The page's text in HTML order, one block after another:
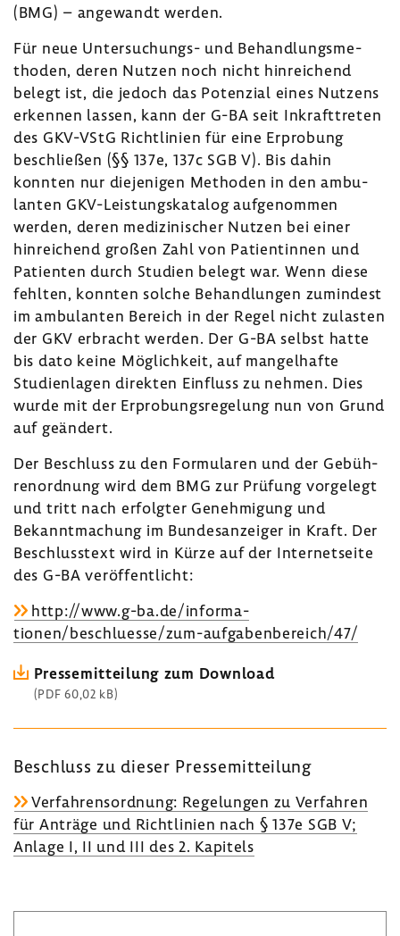
(BMG) – ange­wandt werden.
Für neue Untersuchungs-​ und Behand­lungs­me­
thoden, deren Nutzen noch nicht hinrei­chend
belegt ist, die jedoch das Poten­zial eines Nutzens
erkennen lassen, kann der G-BA seit Inkraft­treten
des GKV-​VStG Richt­li­nien für eine Erpro­bung
beschließen (§§ 137e, 137c SGB V). Bis dahin
konnten nur dieje­nigen Methoden in den ambu­
lanten GKV-​Leistungskatalog aufge­nommen
werden, deren medi­zi­ni­scher Nutzen bei einer
hinrei­chend großen Zahl von Pati­en­tinnen und
Pati­enten durch Studien belegt war. Wenn diese
fehlten, konnten solche Behand­lungen zumin­dest
im ambu­lanten Bereich in der Regel nicht zulasten
der GKV erbracht werden. Der G-BA selbst hatte
bis dato keine Möglich­keit, auf mangel­hafte
Studi­en­lagen direkten Einfluss zu nehmen. Dies
wurde mit der Erpro­bungs­re­ge­lung nun von Grund
auf geän­dert.
Der Beschluss zu den Formu­laren und der Gebüh­
ren­ord­nung wird dem BMG zur Prüfung vorge­legt
und tritt nach erfolgter Geneh­mi­gung und
Bekannt­ma­chung im Bundes­an­zeiger in Kraft. Der
Beschluss­text wird in Kürze auf der Inter­net­seite
des G-BA veröf­fent­licht:
http://www.g-ba.de/infor­ma­
tionen/beschluesse/zum-​aufgabenbereich/47/
Pres­se­mit­tei­lung zum Down­load
(PDF 60,02 kB)
Beschluss zu dieser Pres­se­mit­tei­lung
Verfah­rens­ord­nung: Rege­lungen zu Verfahren
für Anträge und Richt­li­nien nach § 137e SGB V;
Anlage I, II und III des 2. Kapi­tels